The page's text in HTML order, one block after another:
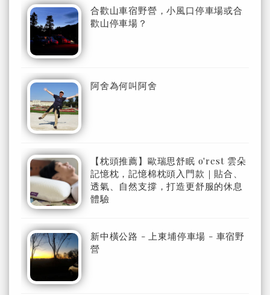
合歡山車宿野營，小風口停車場或合
歡山停車場？
阿舍為何叫阿舍
【枕頭推薦】歐瑞思舒眠 o'rest 雲朵
記憶枕，記憶棉枕頭入門款｜貼合、
透氣、自然支撐，打造更舒服的休息
體驗
新中橫公路 - 上東埔停車場 - 車宿野
營